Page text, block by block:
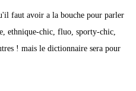
faut avoir a la bouche pour parler
ethnique-chic, fluo, sporty-chic,
! mais le dictionnaire sera pour